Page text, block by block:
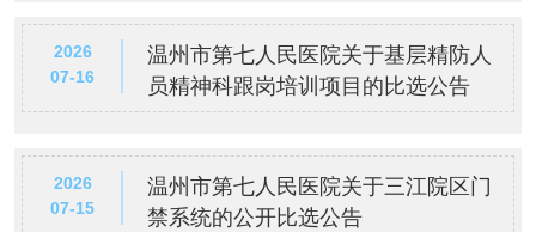
2026
07-16
温州市第七人民医院关于基层精防人
员精神科跟岗培训项目的比选公告
2026
07-15
温州市第七人民医院关于三江院区门
禁系统的公开比选公告